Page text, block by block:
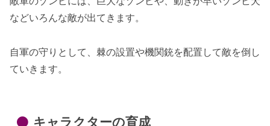
などいろんな敵が出てきます。
自軍の守りとして、棘の設置や機関銃を配置して敵を倒し
ていきます。
キャラクターの育成